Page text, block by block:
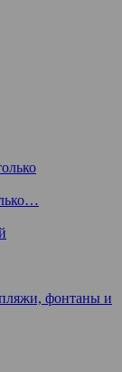
фонтаны и